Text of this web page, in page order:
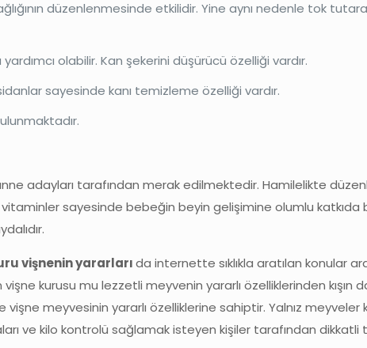
düzenlenmesinde etkilidir. Yine aynı nedenle tok
olabilir. Kan şekerini düşürücü özelliği vardır.
sayesinde kanı temizleme özelliği vardır.
adayları tarafından merak edilmektedir. Hamilelikte
sayesinde bebeğin beyin gelişimine olumlu katkıda
vişnenin yararlarıda internette sıklıkla aratılan konular
kurusu mu lezzetli meyvenin yararlı özelliklerinden kışın
meyvesinin yararlı özelliklerine sahiptir. Yalnız
ve kilo kontrolü sağlamak isteyen kişiler tarafından dikkatli